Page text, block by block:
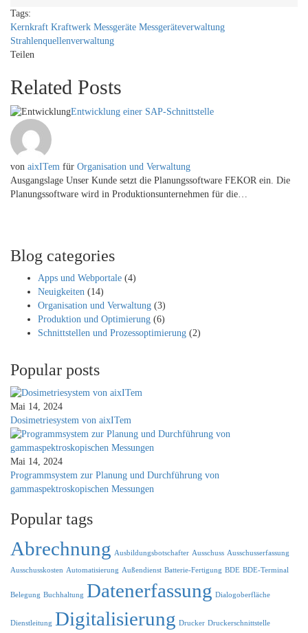
Tags:
Kernkraft Kraftwerk Messgeräte Messgeräteverwaltung
Strahlenquellenverwaltung
Teilen
Related Posts
Entwicklung einer SAP-Schnittstelle
von aixITem für Organisation und Verwaltung
Ausgangslage Unser Kunde setzt die Planungssoftware FEKOR ein. Die
Planungssoftware wird in Produktionsunternehmen für die…
Blog categories
Apps und Webportale (4)
Neuigkeiten (14)
Organisation und Verwaltung (3)
Produktion und Optimierung (6)
Schnittstellen und Prozessoptimierung (2)
Popular posts
Mai 14, 2024
Dosimetriesystem von aixITem
Mai 14, 2024
Programmsystem zur Planung und Durchführung von
gammaspektroskopischen Messungen
Popular tags
Abrechnung Ausbildungsbotschafter Ausschuss Ausschusserfassung
Ausschusskosten Automatisierung Außendienst Batterie-Fertigung BDE BDE-Terminal
Belegung Buchhaltung Datenerfassung Dialogoberfläche
Dienstleitung Digitalisierung Drucker Druckerschnittstelle